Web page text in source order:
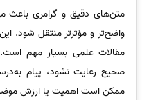
متن‌های دقیق و گرامری باعث
واضح‌تر و مؤثرتر منتقل شود.
مقالات علمی بسیار مهم است.
صحیح رعایت نشود، پیام
ممکن است اهمیت یا ارزش موضوع